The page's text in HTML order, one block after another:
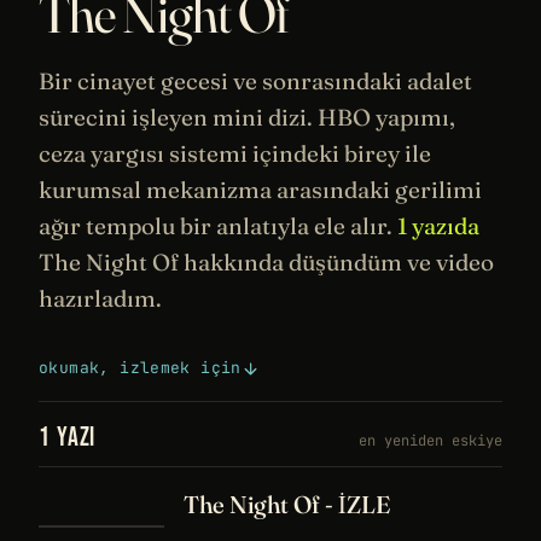
The Night Of
Bir cinayet gecesi ve sonrasındaki adalet
sürecini işleyen mini dizi. HBO yapımı,
ceza yargısı sistemi içindeki birey ile
kurumsal mekanizma arasındaki gerilimi
ağır tempolu bir anlatıyla ele alır. 1 yazıda
The Night Of hakkında düşündüm ve video
hazırladım.
okumak, izlemek için
1 YAZI en yeniden eskiye
The Night Of - İZLE